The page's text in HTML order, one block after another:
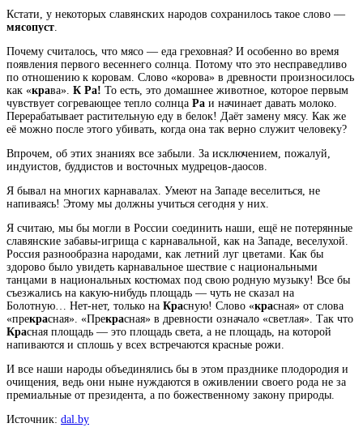
Кстати, у некоторых славянских народов сохранилось такое слово —
мясопуст.
Почему считалось, что мясо — еда греховная? И особенно во время
появления первого весеннего солнца. Потому что это несправедливо
по отношению к коровам. Слово «корова» в древности произносилось
как «крава». К Ра! То есть, это домашнее животное, которое первым
чувствует согревающее тепло солнца Ра и начинает давать молоко.
Перерабатывает растительную еду в белок! Даёт замену мясу. Как же
её можно после этого убивать, когда она так верно служит человеку?
Впрочем, об этих знаниях все забыли. За исключением, пожалуй,
индуистов, буддистов и восточных мудрецов-даосов.
Я бывал на многих карнавалах. Умеют на Западе веселиться, не
напиваясь! Этому мы должны учиться сегодня у них.
Я считаю, мы бы могли в России соединить наши, ещё не потерянные
славянские забавы-игрища с карнавальной, как на Западе, веселухой.
Россия разнообразна народами, как летний луг цветами. Как бы
здорово было увидеть карнавальное шествие с национальными
танцами в национальных костюмах под свою родную музыку! Все бы
съезжались на какую-нибудь площадь — чуть не сказал на
Болотную… Нет-нет, только на Красную! Слово «красная» от слова
«прекрасная». «Прекрасная» в древности означало «светлая». Так что
Красная площадь — это площадь света, а не площадь, на которой
напиваются и сплошь у всех встречаются красные рожи.
И все наши народы объединялись бы в этом празднике плодородия и
очищения, ведь они ныне нуждаются в оживлении своего рода не за
премиальные от президента, а по божественному закону природы.
Источник: dal.by